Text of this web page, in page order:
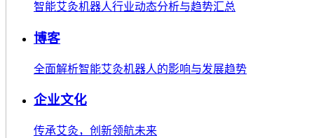
智能艾灸机器人行业动态分析与趋势汇总
博客
全面解析智能艾灸机器人的影响与发展趋势
企业文化
传承艾灸，创新领航未来